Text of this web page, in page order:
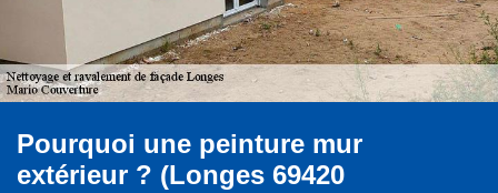
Pourquoi une peinture mur
extérieur ? (Longes 69420